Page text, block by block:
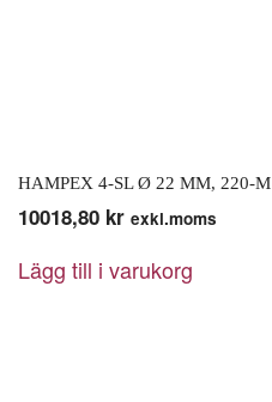
HAMPEX 4-SL Ø 22 MM, 220-M
10018,80 kr exkl.moms
Lägg till i varukorg